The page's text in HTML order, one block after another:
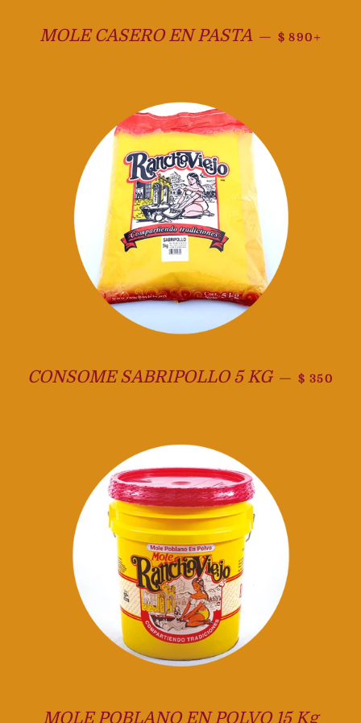
MOLE CASERO EN PASTA — Precio
$ 890
CONSOME SABRIPOLLO 5 KG — Precio
$ 350
MOLE POBLANO EN POLVO 15 Kg